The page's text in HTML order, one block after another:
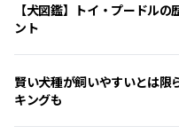
【犬図鑑】トイ・プードル
ント
賢い犬種が飼いやすいとは限
キングも